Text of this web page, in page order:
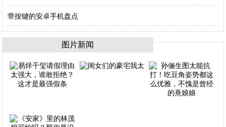
带按键的安卓手机盘点
图片新闻